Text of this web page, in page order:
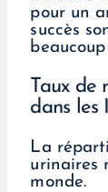
pour un
succès
Taux de
dans les
La
urinaires
monde.